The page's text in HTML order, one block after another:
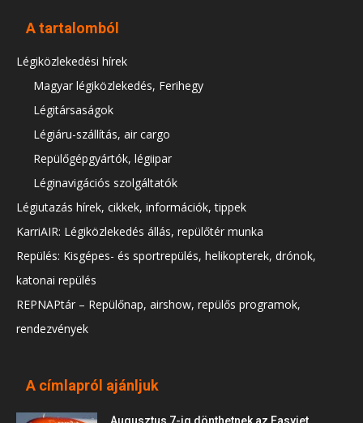
A tartalomból
Légiközlekedési hírek
Magyar légiközlekedés, Ferihegy
Légitársaságok
Légiáru-szállítás, air cargo
Repülőgépgyártók, légiipar
Léginavigációs szolgáltatók
Légiutazás hírek, cikkek, információk, tippek
KarriAIR: Légiközlekedés állás, repülőtér munka
Repülés: Kisgépes- és sportrepülés, helikopterek, drónok,
katonai repülés
REPNAPtár – Repülőnap, airshow, repülős programok,
rendezvények
A címlapról ajánljuk